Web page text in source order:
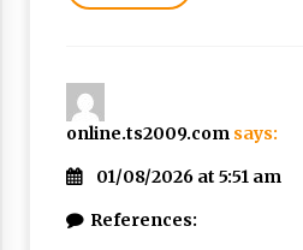
online.ts2009.com says:
01/08/2026 at 5:51 am
References: